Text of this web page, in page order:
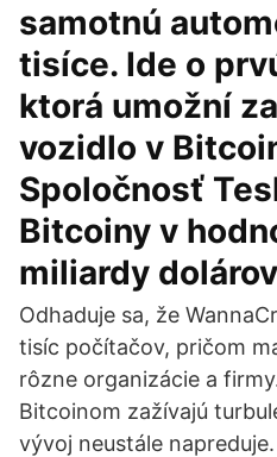
samotnú
tisíce. Ide o
ktorá umožní
vozidlo v
Spoločnosť
Bitcoiny v
miliardy
Odhaduje sa, že
tisíc počítačov, pričom
rôzne organizácie a
Bitcoinom zažívajú
vývoj neustále